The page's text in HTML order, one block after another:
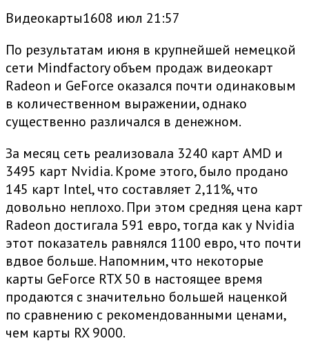
Видеокарты1608 июл 21:57
По результатам июня в крупнейшей немецкой
сети Mindfactory объем продаж видеокарт
Radeon и GeForce оказался почти одинаковым
в количественном выражении, однако
существенно различался в денежном.
За месяц сеть реализовала 3240 карт AMD и
3495 карт Nvidia. Кроме этого, было продано
145 карт Intel, что составляет 2,11%, что
довольно неплохо. При этом средняя цена карт
Radeon достигала 591 евро, тогда как у Nvidia
этот показатель равнялся 1100 евро, что почти
вдвое больше. Напомним, что некоторые
карты GeForce RTX 50 в настоящее время
продаются с значительно большей наценкой
по сравнению с рекомендованными ценами,
чем карты RX 9000.